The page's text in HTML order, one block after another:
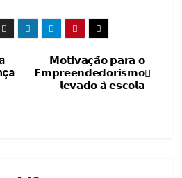
𝗠𝗼𝘁𝗶𝘃𝗮𝗰̧𝗮̃𝗼 𝗽𝗮𝗿𝗮 𝗼
𝗘𝗺𝗽𝗿𝗲𝗲𝗻𝗱𝗲𝗱𝗼𝗿𝗶𝘀𝗺𝗼
𝗹𝗲𝘃𝗮𝗱𝗼 𝗮̀ 𝗲𝘀𝗰𝗼𝗹𝗮